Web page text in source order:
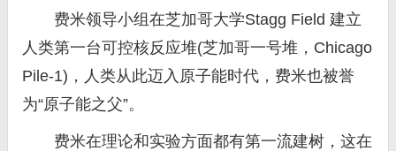
费米领导小组在芝加哥大学Stagg Field 建立
人类第一台可控核反应堆(芝加哥一号堆，Chicago
Pile-1)，人类从此迈入原子能时代，费米也被誉
为“原子能之父”。
费米在理论和实验方面都有第一流建树，这在